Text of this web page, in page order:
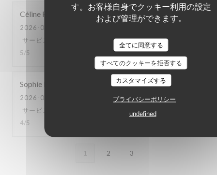
す。お客様自身でクッキー利用の設定
および管理ができます。
全てに同意する
すべてのクッキーを拒否する
カスタマイズする
プライバシーポリシー
undefined
Céline F
2026-07-28
サービス
メニュー: 5/5 品質-価格
5/5
Sophie
2026-07-27
- 12:30 - ゲスト 2
サービス
/5 品質-価格
4/5
1 2 3